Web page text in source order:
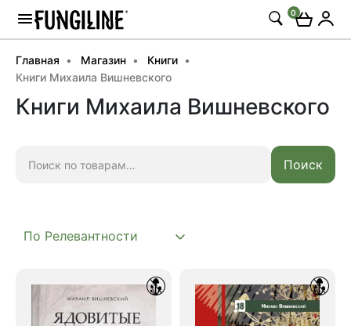
0
Главная Магазин
Книги
Книги Михаила Вишневского
Книги Михаила Вишневского
Поиск